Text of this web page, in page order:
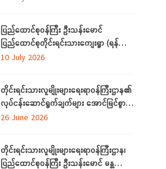
ပြည်ထောင်စုဝန်ကြီး ဦးသန်းမောင်
ပြည်ထောင်စုတိုင်းရင်းသားကျေးရွာ (ရန်ကုန်)
အဆင့်မြှင့်တင်လုပ်ငန်းဆောင်ရွက်မှုများအား
10 July 2026
တိုင်းရင်းသားလူမျိုးများရေးရာဝန်ကြီးဌာန၏
လုပ်ငန်းဆောင်ရွက်ချက်များ အောင်မြင်စွာ
အကောင်အထည်ဖော်နိုင်ရေးအတွက်
26 June 2026
တိုင်းရင်းသားလူမျိုးများရေးရာဝန်ကြီးဌာန၊
ပြည်ထောင်စုဝန်ကြီး ဦးသန်းမောင် မန္တလေး